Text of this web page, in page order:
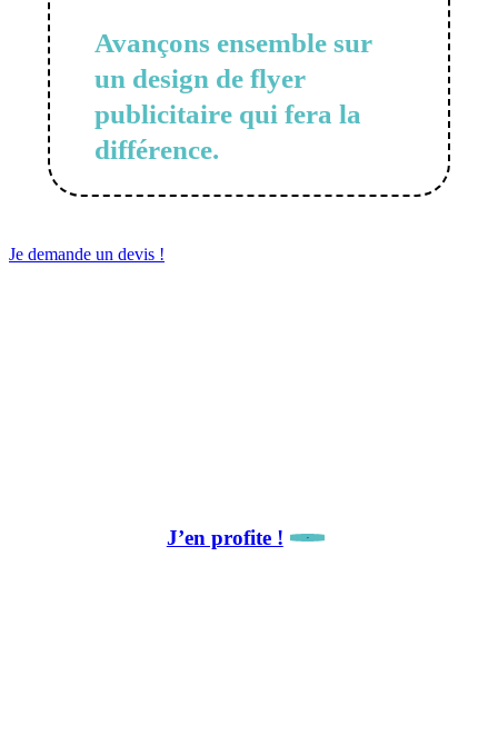
Avançons ensemble sur
un design de flyer
publicitaire qui fera la
différence.
Je demande un devis !
J’en profite !